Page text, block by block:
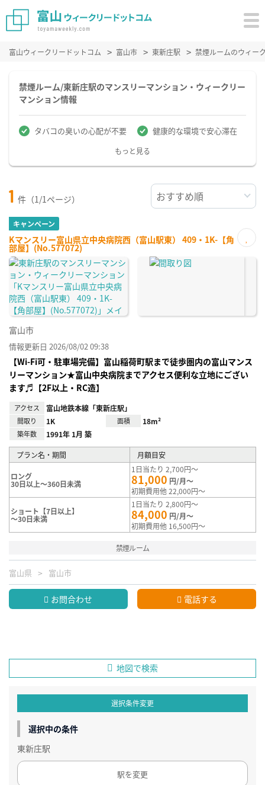
富山ウィークリードットコム 富山市 東新庄駅 禁煙ルームのウィー
禁煙ルーム/東新庄駅のマンスリーマンション・ウィークリー
マンション情報
タバコの臭いの心配が不要 健康的な環境で安心滞在
もっと見る
1 件（1/1ページ）
キャンペーン
Kマンスリー富山県立中央病院西（富山駅東） 409・1K-【角
部屋】(No.577072)
に入
富山市
情報更新日 2026/08/02 09:38
【Wi-Fi可・駐車場完備】富山稲荷町駅まで徒歩圏内の富山マンス
リーマンション★富山中央病院までアクセス便利な立地にござい
ます♬【2F以上・RC造】
アクセス 富山地鉄本線「東新庄駅」
間取り 1K 面積 18m²
築年数 1991年 1月 築
プラン名・期間 月額目安
ロング
30日以上～360日未満
1日当たり 2,700円～
81,000 円/月～
初期費用他 22,000円～
ショート【7日以上】
～30日未満
1日当たり 2,800円～
84,000 円/月～
初期費用他 16,500円～
禁煙ルーム
富山県 富山市
お問合わせ 電話する
地図で検索
選択条件変更
選択中の条件
東新庄駅
駅を変更